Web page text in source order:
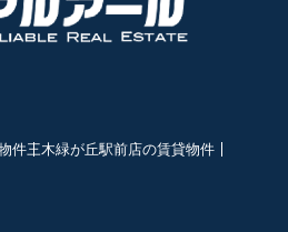
件三木緑が丘駅前店の賃貸物件